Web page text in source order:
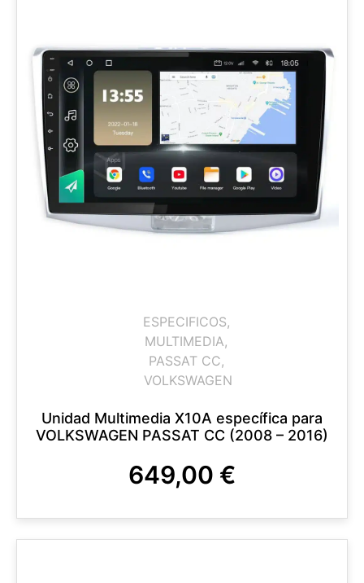
ESPECIFICOS,
MULTIMEDIA,
PASSAT CC,
VOLKSWAGEN
Unidad Multimedia X10A específica para
VOLKSWAGEN PASSAT CC (2008 – 2016)
649,00 €